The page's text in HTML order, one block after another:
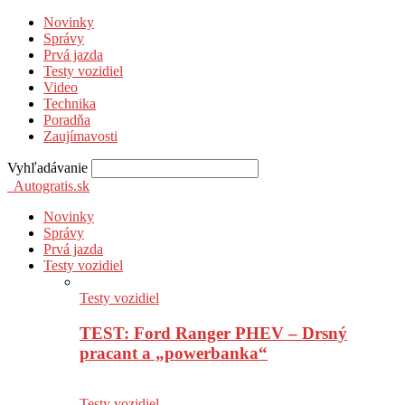
Novinky
Správy
Prvá jazda
Testy vozidiel
Video
Technika
Poradňa
Zaujímavosti
Vyhľadávanie
Autogratis.sk
Novinky
Správy
Prvá jazda
Testy vozidiel
Testy vozidiel
TEST: Ford Ranger PHEV – Drsný
pracant a „powerbanka“